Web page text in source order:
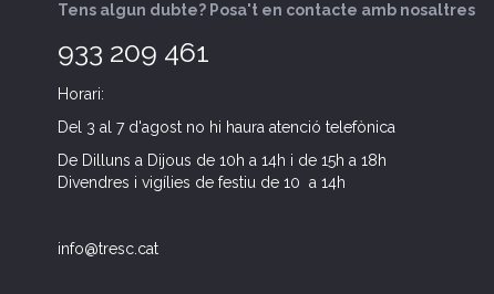
Tens algun dubte? Posa't en contacte amb nosaltres
933 209 461
Horari:
Del 3 al 7 d'agost no hi haura atenció telefònica
De Dilluns a Dijous de 10h a 14h i de 15h a 18h
Divendres i vigílies de festiu de 10 a 14h
info@tresc.cat